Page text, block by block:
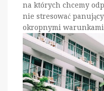
na których chcemy
nie stresować
okropnymi warunkami